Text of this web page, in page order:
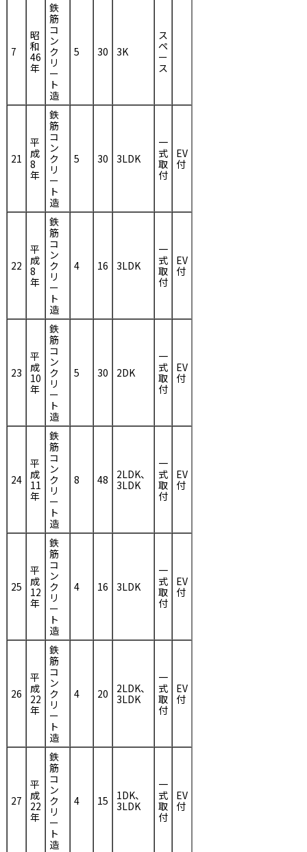
7
昭
和
46
年
鉄
筋
コ
ン
ク
リ
ー
ト
造
5 30 3K
ス
ペ
ー
ス
21
平
成
8
年
鉄
筋
コ
ン
ク
リ
ー
ト
造
5 30 3LDK
一
式
取
付
EV
付
22
平
成
8
年
鉄
筋
コ
ン
ク
リ
ー
ト
造
4 16 3LDK
一
式
取
付
EV
付
23
平
成
10
年
鉄
筋
コ
ン
ク
リ
ー
ト
造
5 30 2DK
一
式
取
付
EV
付
24
平
成
11
年
鉄
筋
コ
ン
ク
リ
ー
ト
造
8 48
2LDK、
3LDK
一
式
取
付
EV
付
25
平
成
12
年
鉄
筋
コ
ン
ク
リ
ー
ト
造
4 16 3LDK
一
式
取
付
EV
付
26
平
成
22
年
鉄
筋
コ
ン
ク
リ
ー
ト
造
4 20
2LDK、
3LDK
一
式
取
付
EV
付
27
平
成
22
年
鉄
筋
コ
ン
ク
リ
ー
ト
造
4 15
1DK、
3LDK
一
式
取
付
EV
付